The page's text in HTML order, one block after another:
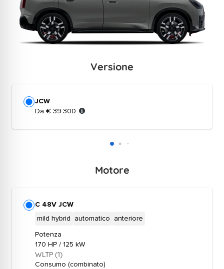
Versione
JCW
Da € 39.300
Motore
C 48V JCW
mild hybrid automatico anteriore
Potenza
170 HP / 125 kW
WLTP (1)
Consumo (combinato)